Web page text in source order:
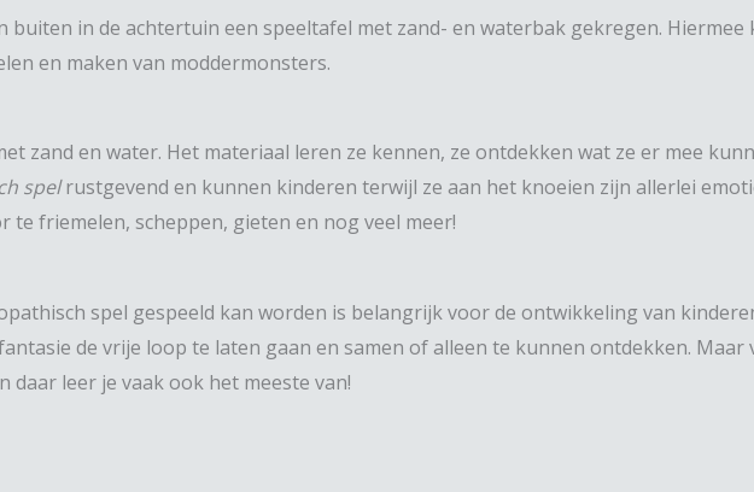
buiten in de achtertuin een speeltafel met zand- en waterbak gekregen.
en maken van moddermonsters.
zand en water. Het materiaal leren ze kennen, ze ontdekken wat ze er mee
spelrustgevend en kunnen kinderen terwijl ze aan het knoeien zijn allerlei
friemelen, scheppen, gieten en nog veel meer!
spel gespeeld kan worden is belangrijk voor de ontwikkeling van
de vrije loop te laten gaan en samen of alleen te kunnen ontdekken.
daar leer je vaak ook het meeste van!